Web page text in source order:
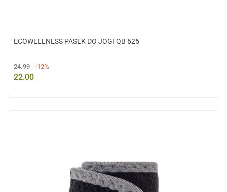
ECOWELLNESS PASEK DO JOGI QB 625
24.99 -12%
22.00